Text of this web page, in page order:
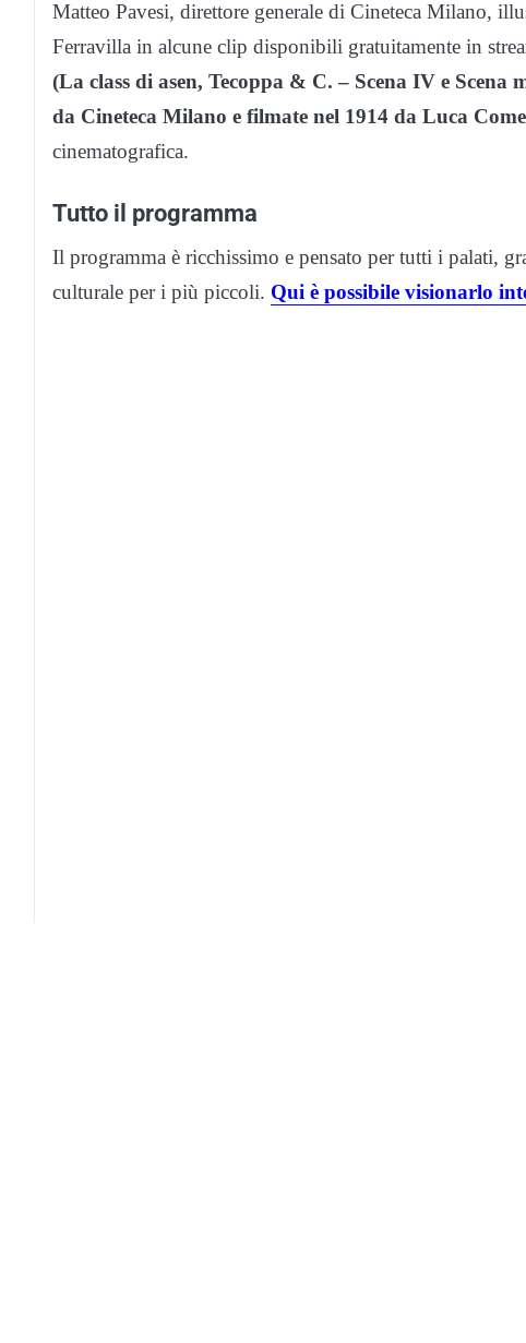
Matteo Pavesi, direttore generale di Cineteca Milano,
Ferravilla in alcune clip disponibili gratuitamente in
(La class di asen, Tecoppa & C. – Scena IV e Scena
da Cineteca Milano e filmate nel 1914 da Luca
cinematografica.
Tutto il programma
Il programma è ricchissimo e pensato per tutti i palati,
culturale per i più piccoli. Qui è possibile visionarlo